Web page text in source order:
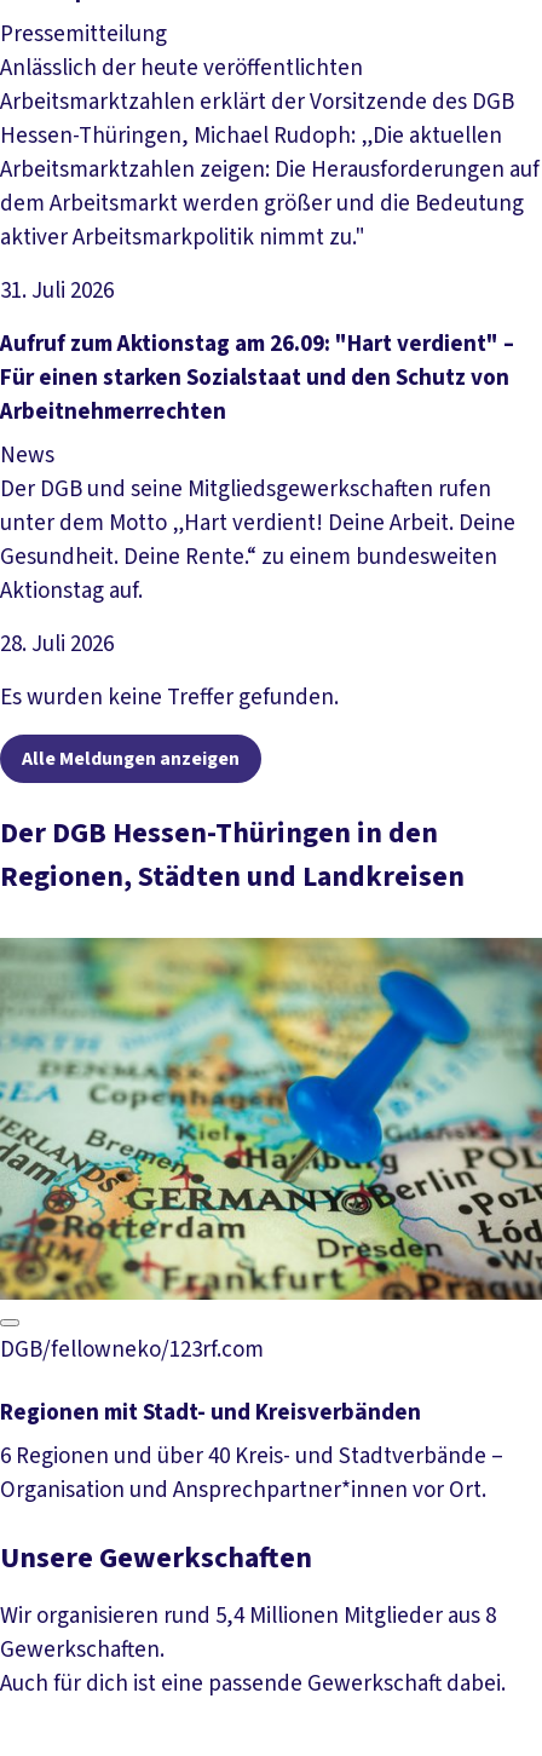
Pressemitteilung
Anlässlich der heute veröffentlichten
Arbeitsmarktzahlen erklärt der Vorsitzende des DGB
Hessen-Thüringen, Michael Rudoph: „Die aktuellen
Arbeitsmarktzahlen zeigen: Die Herausforderungen auf
dem Arbeitsmarkt werden größer und die Bedeutung
aktiver Arbeitsmarkpolitik nimmt zu."
31. Juli 2026
Artikel lesen
Aufruf zum Aktionstag am 26.09: "Hart verdient" –
Für einen starken Sozialstaat und den Schutz von
Arbeitnehmerrechten
News
Der DGB und seine Mitgliedsgewerkschaften rufen
unter dem Motto „Hart verdient! Deine Arbeit. Deine
Gesundheit. Deine Rente.“ zu einem bundesweiten
Aktionstag auf.
28. Juli 2026
Artikel lesen
Es wurden keine Treffer gefunden.
Alle Meldungen anzeigen
Der DGB Hessen-Thüringen in den
Regionen, Städten und Landkreisen
DGB/fellowneko/123rf.com
Regionen mit Stadt- und Kreisverbänden
6 Regionen und über 40 Kreis- und Stadtverbände –
Organisation und Ansprechpartner*innen vor Ort.
Mehr lesen
Unsere Gewerkschaften
Wir organisieren rund 5,4 Millionen Mitglieder aus 8
Gewerkschaften.
Auch für dich ist eine passende Gewerkschaft dabei.